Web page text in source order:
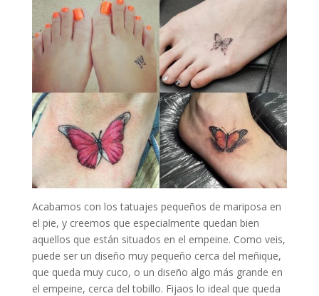
Acabamos con los tatuajes pequeños de mariposa en
el pie, y creemos que especialmente quedan bien
aquellos que están situados en el empeine. Como veis,
puede ser un diseño muy pequeño cerca del meñique,
que queda muy cuco, o un diseño algo más grande en
el empeine, cerca del tobillo. Fijaos lo ideal que queda